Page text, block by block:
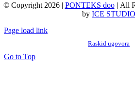
© Copyright 2026 | PONTEKS doo| All
by ICE STUDIO
Page load link
Raskid ugovora
Go to Top